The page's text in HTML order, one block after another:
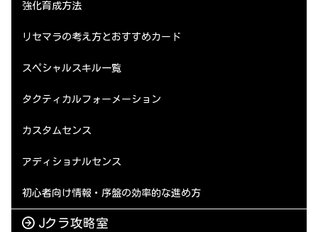
強化育成方法
リセマラの考え方とおすすめカード
スペシャルスキル一覧
タクティカルフォーメーション
カスタムセンス
アディショナルセンス
初心者向け情報・序盤の効率的な進め方
Jクラ攻略室